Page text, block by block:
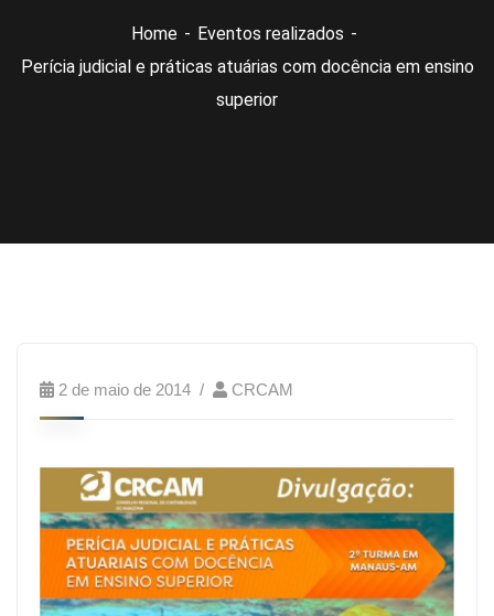
Home
Eventos realizados
Perícia judicial e práticas atuárias com docência em ensino
superior
2 de maio de 2014 CRCAM